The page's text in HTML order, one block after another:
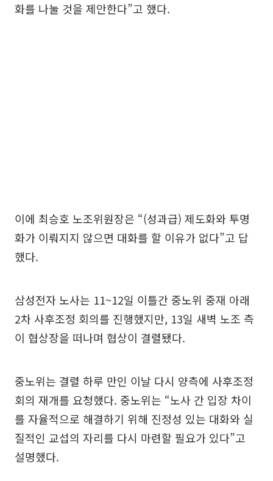
화를 나눌 것을 제안한다”고 했다.
이에 최승호 노조위원장은 “(성과급) 제도화와 투명
화가 이뤄지지 않으면 대화를 할 이유가 없다”고 답
했다.
삼성전자 노사는 11~12일 이틀간 중노위 중재 아래
2차 사후조정 회의를 진행했지만, 13일 새벽 노조 측
이 협상장을 떠나며 협상이 결렬됐다.
중노위는 결렬 하루 만인 이날 다시 양측에 사후조정
회의 재개를 요청했다. 중노위는 “노사 간 입장 차이
를 자율적으로 해결하기 위해 진정성 있는 대화와 실
질적인 교섭의 자리를 다시 마련할 필요가 있다”고
설명했다.